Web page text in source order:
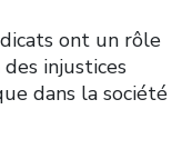
ont un rôle
injustices
dans la société